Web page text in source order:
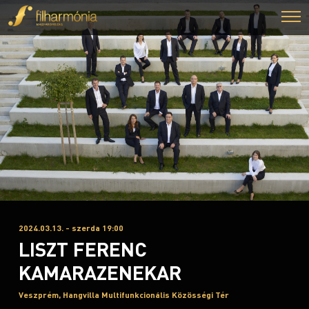
2024.03.13. - szerda 19:00
LISZT FERENC
KAMARAZENEKAR
Veszprém, Hangvilla Multifunkcionális Közösségi Tér